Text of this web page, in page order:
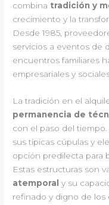
combina tradición y
crecimiento y la
Desde 1985,
servicios a eventos de
encuentros familiares
empresariales y
La tradición en el
permanencia de
con el paso del
sus típicas cúpulas y
opción predilecta para
Estas estructuras son
atemporal y su
refinado y digno de los